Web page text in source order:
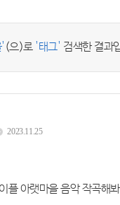
' (으)로 '태그' 검색한 결과
2023.11.25
플 아랫마을 음악 작곡해